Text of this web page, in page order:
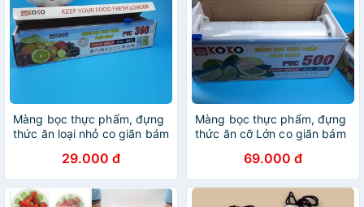
Màng bọc thực phẩm, đựng
thức ăn loại nhỏ co giãn bám
sóng an toàn cho sức khỏe
29.000 đ
Màng bọc thực phẩm, đựng
thức ăn cỡ Lớn co giãn bám
sóng an toàn cho sức khỏe
69.000 đ